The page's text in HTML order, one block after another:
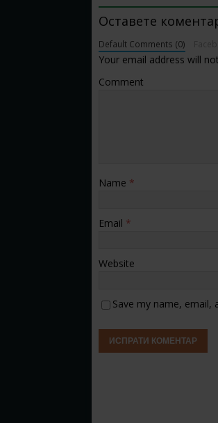
Оставете
Default Comments (0)
Your email address will
Comment
Name *
Email *
Website
Save my name,